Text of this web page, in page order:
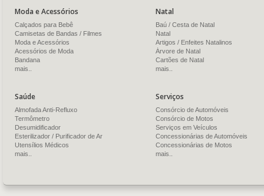
Moda e Acessórios
Calçados para Bebê
Camisetas de Bandas / Filmes
Moda e Acessórios
Acessórios de Moda
Bandana
mais..
Natal
Baú / Cesta de Natal
Natal
Artigos / Enfeites Natalinos
Árvore de Natal
Cartões de Natal
mais..
Saúde
Almofada Anti-Refluxo
Termômetro
Desumidificador
Esterilizador / Purificador de Ar
Utensílios Médicos
mais..
Serviços
Consórcio de Automóveis
Consórcio de Motos
Serviços em Veículos
Concessionárias de Automóveis
Concessionárias de Motos
mais..